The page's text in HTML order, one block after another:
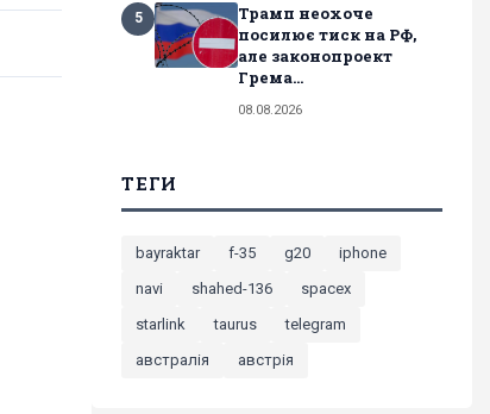
5
Трамп неохоче
посилює тиск на РФ,
але законопроект
Грема...
08.08.2026
ТЕГИ
bayraktar f-35 g20
iphone
navi
shahed-136
spacex
starlink
taurus
telegram
австралія
австрія